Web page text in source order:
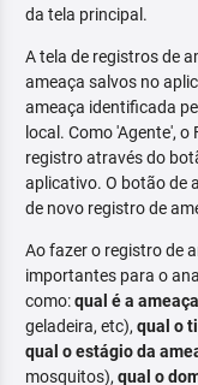
da tela principal.
A tela de registros de
ameaça salvos no
ameaça identificada
local. Como 'Agente',
registro através do
aplicativo. O botão de
de novo registro de
Ao fazer o registro de
importantes para o
como:qual é a ameaça
geladeira, etc), qual o
qual o estágio da
mosquitos), qual o